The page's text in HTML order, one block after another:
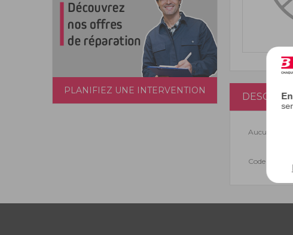
PLANIFIEZ UNE INTERVENTION
Aucune
Code EAN :